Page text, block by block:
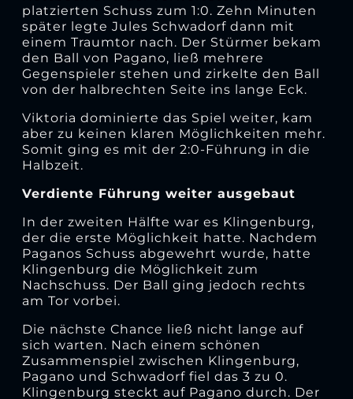
platzierten Schuss zum 1:0. Zehn Minuten
später legte Jules Schwadorf dann mit
einem Traumtor nach. Der Stürmer bekam
den Ball von Pagano, ließ mehrere
Gegenspieler stehen und zirkelte den Ball
von der halbrechten Seite ins lange Eck.
Viktoria dominierte das Spiel weiter, kam
aber zu keinen klaren Möglichkeiten mehr.
Somit ging es mit der 2:0-Führung in die
Halbzeit.
Verdiente Führung weiter ausgebaut
In der zweiten Hälfte war es Klingenburg,
der die erste Möglichkeit hatte. Nachdem
Paganos Schuss abgewehrt wurde, hatte
Klingenburg die Möglichkeit zum
Nachschuss. Der Ball ging jedoch rechts
am Tor vorbei.
Die nächste Chance ließ nicht lange auf
sich warten. Nach einem schönen
Zusammenspiel zwischen Klingenburg,
Pagano und Schwadorf fiel das 3 zu 0.
Klingenburg steckt auf Pagano durch. Der